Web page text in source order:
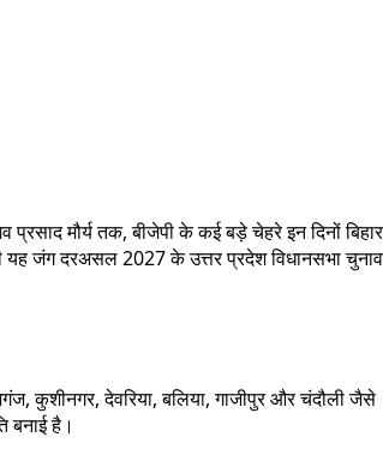
मौर्य तक, बीजेपी के कई बड़े चेहरे इन दिनों बिहार
यह जंग दरअसल 2027 के उत्तर प्रदेश विधानसभा चुनाव
कुशीनगर, देवरिया, बलिया, गाजीपुर और चंदौली जैसे
बनाई है।